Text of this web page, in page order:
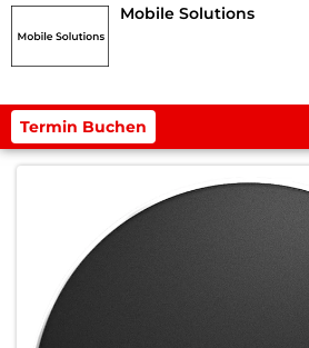
Mobile Solutions
Termin Buchen